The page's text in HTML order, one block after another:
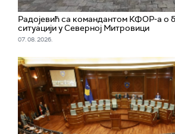
Радојевић са командантом КФОР-а о
ситуацији у Северној Митровици
07. 08. 2026.